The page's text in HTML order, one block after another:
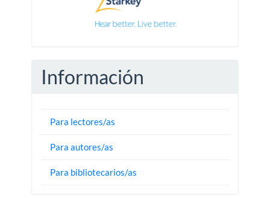
Información
Para lectores/as
Para autores/as
Para bibliotecarios/as